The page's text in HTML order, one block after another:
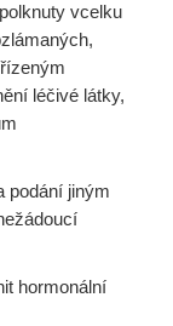
vcelku
léčivé látky,
podání jiným
hormonální